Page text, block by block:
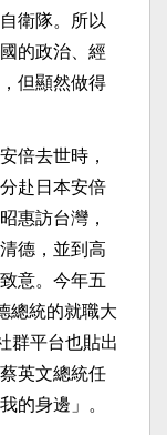
衛隊。所以
的政治、經
但顯然做得
倍去世時，
赴日本安倍
惠訪台灣，
德，並到高
意。今年五
總統的就職大
群平台也貼出
英文總統任
的身邊」。